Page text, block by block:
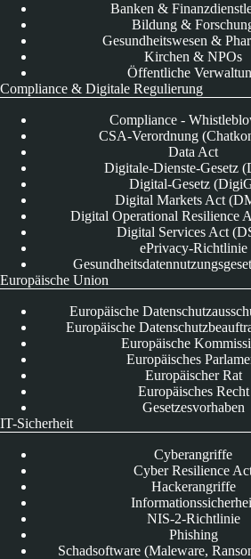
Banken &
Bildung &
Gesundheitswesen &
Kirchen & NPOs
Öffentliche
Compliance & Digitale Regulierung
Compliance -
CSA-Verordnung
Data Act
Digitale-Dienste-Gesetz
Digital-Gesetz
Digital Markets Act
Digital Operational Resilience
Digital Services Act
ePrivacy-Richtlinie
Europäische Union
Europäische
Europäische
Europäische
Europäisches
Europäischer Rat
Europäisches Recht
Gesetzesvorhaben
IT-Sicherheit
Cyberangriffe
Cyber Resilience
Hackerangriffe
NIS-2-Richtlinie
Phishing
Schadsoftware (Maleware,